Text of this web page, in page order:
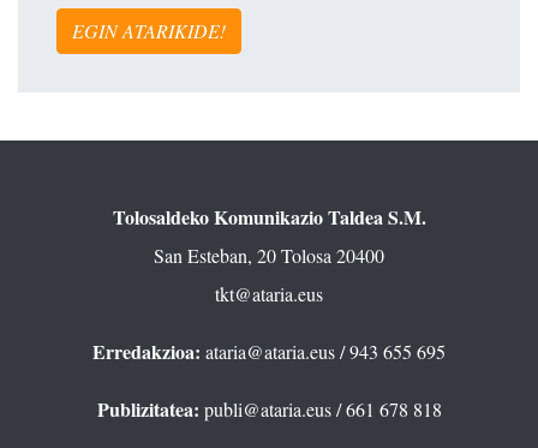
EGIN ATARIKIDE!
Tolosaldeko Komunikazio Taldea S.M.
San Esteban, 20 Tolosa 20400
tkt@ataria.eus
Erredakzioa: ataria@ataria.eus/ 943 655 695
Publizitatea: publi@ataria.eus/ 661 678 818